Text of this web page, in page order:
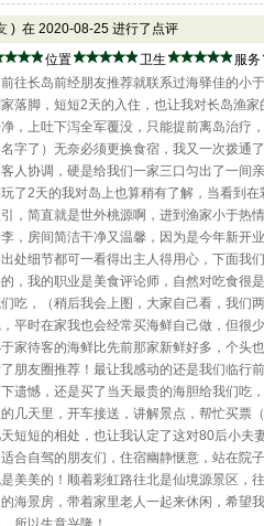
) 在 2020-08-25 进行了点评
位置 卫生
服务
往长岛前经朋友推荐就联系过海驿佳的小
落脚，短短2天的入住，也让我对长岛渔
，上吐下泻全军覆没，只能提前离岛治疗
名字了）无奈必须更换食宿，我又一次拨通
人协调，硬是给我们一家三口匀出了一间
了2天的我对岛上也算稍有了解，当看到
，简直就是世外桃源啊，进到渔家小于热
，房间简洁干净又温馨，因为是今年新开
处细节都可一看得出主人得用心，下面我
，我的职业是美食评论师，自然对吃食很
吃，（稍后我会上图，大家自己看，我们
平时在家我也会经常买海鲜自己做，但很
家待客的海鲜比先前那家新鲜好多，个头
朋友圈推荐！最让我感动的还是我们临行
遗憾，还是买了当天最贵的海胆给我们吃
几天里，开车接送，讲解景点，帮忙买票
短短的相处，也让我认定了这对80后小夫
合自驾的朋友们，住宿幽静惬意，站在院
美美的！顺着彩虹路往北是仙境源景区，
海景房，带着家里老人一起来休闲，希望